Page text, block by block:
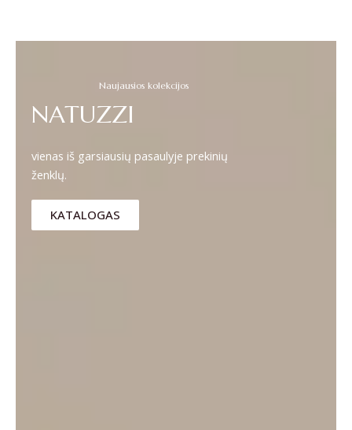
Naujausios kolekcijos
NATUZZI
vienas iš garsiausių pasaulyje prekinių
ženklų.
KATALOGAS